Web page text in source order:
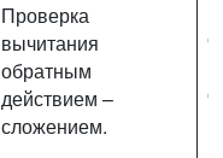
Проверка
вычитания
обратным
действием –
сложением.